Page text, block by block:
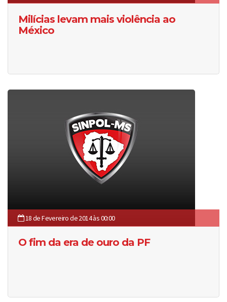
Milícias levam mais violência ao
México
18 de Fevereiro de 2014 às 00:00
O fim da era de ouro da PF